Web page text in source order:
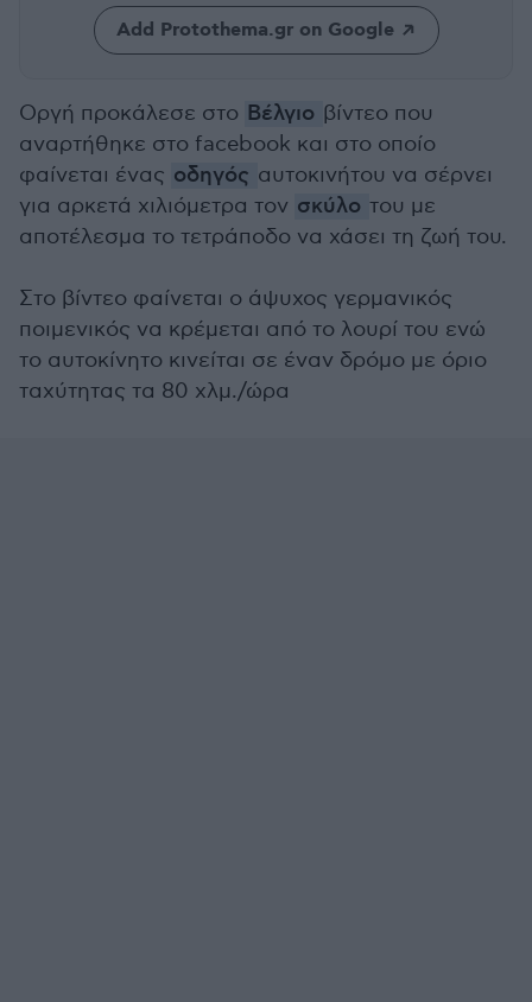
Add Protothema.gr on Google
Οργή προκάλεσε στο Βέλγιο βίντεο που
αναρτήθηκε στο facebook και στο οποίο
φαίνεται ένας οδηγός αυτοκινήτου να σέρνει
για αρκετά χιλιόμετρα τον σκύλο του με
αποτέλεσμα το τετράποδο να χάσει τη ζωή του.
Στο βίντεο φαίνεται ο άψυχος γερμανικός
ποιμενικός να κρέμεται από το λουρί του ενώ
το αυτοκίνητο κινείται σε έναν δρόμο με όριο
ταχύτητας τα 80 χλμ./ώρα